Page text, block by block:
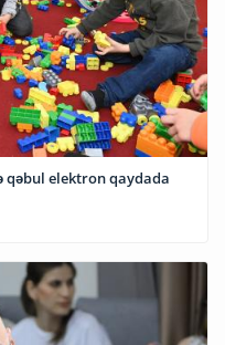
qəbul elektron qaydada